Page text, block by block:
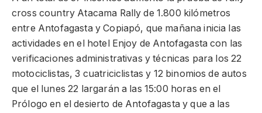
cross country Atacama Rally de 1.800 kilómetros
entre Antofagasta y Copiapó, que mañana inicia las
actividades en el hotel Enjoy de Antofagasta con las
verificaciones administrativas y técnicas para los 22
motociclistas, 3 cuatriciclistas y 12 binomios de autos
que el lunes 22 largarán a las 15:00 horas en el
Prólogo en el desierto de Antofagasta y que a las